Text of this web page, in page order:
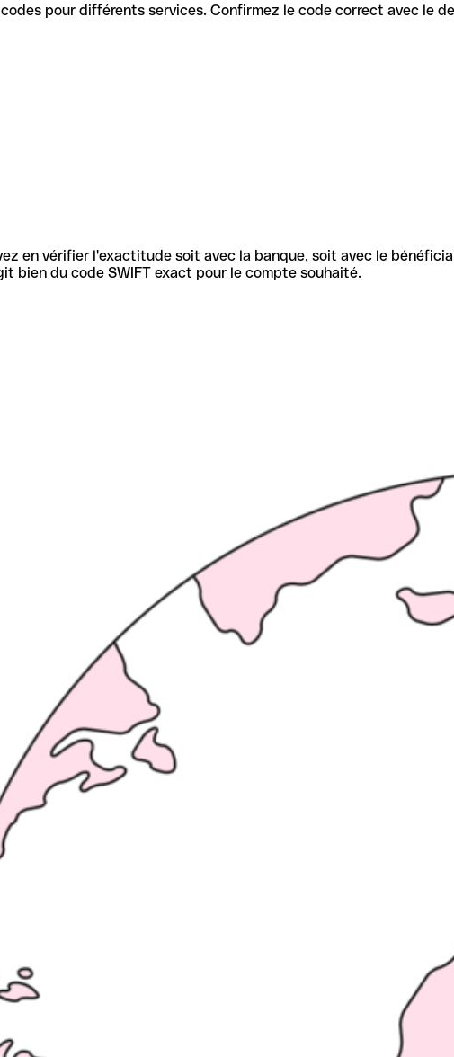
pour différents services. Confirmez le code correct avec le
en vérifier l'exactitude soit avec la banque, soit avec le
bien du code SWIFT exact pour le compte souhaité.